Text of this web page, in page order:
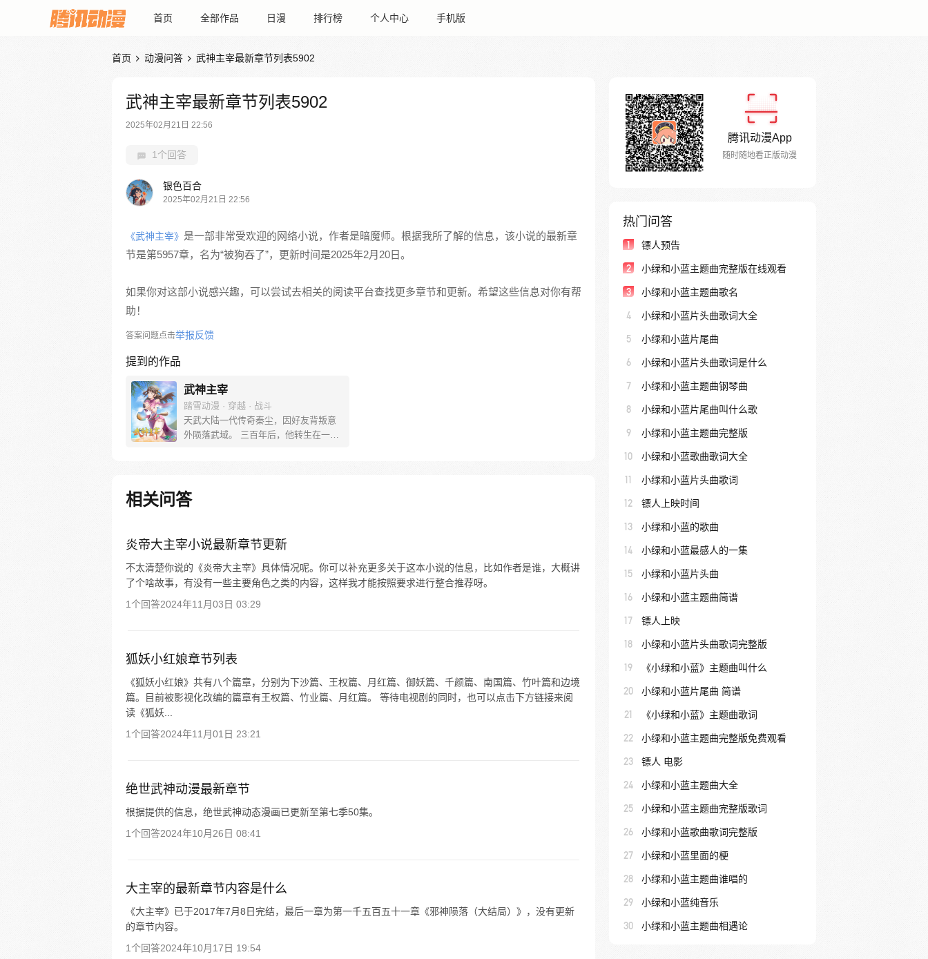
首页 全部作品 日漫 排行榜 个人中心 手机版
首页  动漫问答  武神主宰最新章节列表5902
武神主宰最新章节列表5902
2025年02月21日 22:56
1个回答
银色百合
2025年02月21日 22:56
《武神主宰》 是一部非常受欢迎的网络小说，作者是暗魔师。根据我所了解的信息，该小说的最新章
节是第5957章，名为“被狗吞了”，更新时间是2025年2月20日。
如果你对这部小说感兴趣，可以尝试去相关的阅读平台查找更多章节和更新。希望这些信息对你有帮
助！
答案问题点击举报反馈
提到的作品
武神主宰
踏雪动漫 · 穿越 · 战斗
天武大陆一代传奇秦尘，因好友背叛意
外陨落武域。 三百年后，他转生在一个
之旅…
相关问答
炎帝大主宰小说最新章节更新
不太清楚你说的《炎帝大主宰》具体情况呢。你可以补充更多关于这本小说的信息，比如作者是谁，大概讲
了个啥故事，有没有一些主要角色之类的内容，这样我才能按照要求进行整合推荐呀。
1个回答2024年11月03日 03:29
狐妖小红娘章节列表
《狐妖小红娘》共有八个篇章，分别为下沙篇、王权篇、月红篇、御妖篇、千颜篇、南国篇、竹叶篇和边境
篇。目前被影视化改编的篇章有王权篇、竹业篇、月红篇。 等待电视剧的同时，也可以点击下方链接来阅
读《狐妖...
1个回答2024年11月01日 23:21
绝世武神动漫最新章节
根据提供的信息，绝世武神动态漫画已更新至第七季50集。
1个回答2024年10月26日 08:41
大主宰的最新章节内容是什么
《大主宰》已于2017年7月8日完结，最后一章为第一千五百五十一章《邪神陨落（大结局）》，没有更新
的章节内容。
1个回答2024年10月17日 19:54
腾讯动漫App
随时随地看正版动漫
热门问答
1 镖人预告
2 小绿和小蓝主题曲完整版在线观看
3 小绿和小蓝主题曲歌名
4 小绿和小蓝片头曲歌词大全
5 小绿和小蓝片尾曲
6 小绿和小蓝片头曲歌词是什么
7 小绿和小蓝主题曲钢琴曲
8 小绿和小蓝片尾曲叫什么歌
9 小绿和小蓝主题曲完整版
10 小绿和小蓝歌曲歌词大全
11 小绿和小蓝片头曲歌词
12 镖人上映时间
13 小绿和小蓝的歌曲
14 小绿和小蓝最感人的一集
15 小绿和小蓝片头曲
16 小绿和小蓝主题曲简谱
17 镖人上映
18 小绿和小蓝片头曲歌词完整版
19 《小绿和小蓝》主题曲叫什么
20 小绿和小蓝片尾曲 简谱
21 《小绿和小蓝》主题曲歌词
22 小绿和小蓝主题曲完整版免费观看
23 镖人 电影
24 小绿和小蓝主题曲大全
25 小绿和小蓝主题曲完整版歌词
26 小绿和小蓝歌曲歌词完整版
27 小绿和小蓝里面的梗
28 小绿和小蓝主题曲谁唱的
29 小绿和小蓝纯音乐
30 小绿和小蓝主题曲相遇论